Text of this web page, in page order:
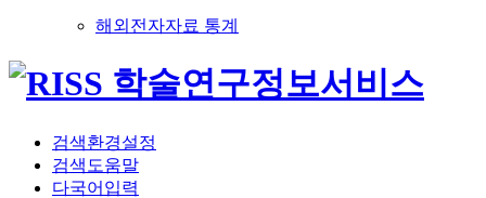
해외전자자료 통계
검색환경설정
검색도움말
다국어입력